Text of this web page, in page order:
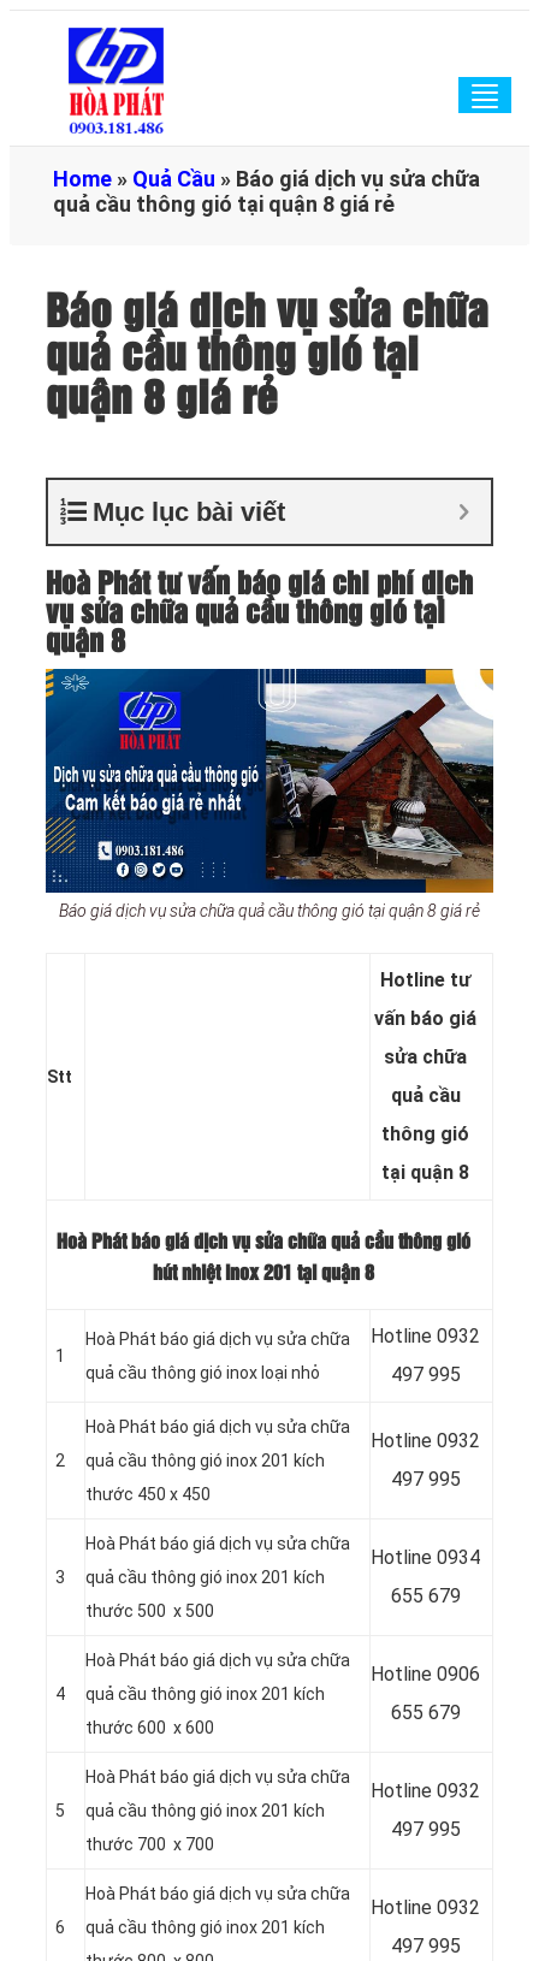
Home » Quả Cầu » Báo giá dịch vụ sửa chữa
quả cầu thông gió tại quận 8 giá rẻ
Báo giá dịch vụ sửa chữa
quả cầu thông gió tại
quận 8 giá rẻ
Mục lục bài viết
Hoà Phát tư vấn báo giá chi phí dịch
vụ sửa chữa quả cầu thông gió tại
quận 8
Báo giá dịch vụ sửa chữa quả cầu thông gió tại quận 8 giá rẻ
Stt
Hotline tư
vấn báo giá
sửa chữa
quả cầu
thông gió
tại quận 8
Hoà Phát báo giá dịch vụ sửa chữa quả cầu thông gió
hút nhiệt inox 201 tại quận 8
1
Hoà Phát báo giá dịch vụ sửa chữa
quả cầu thông gió inox loại nhỏ
Hotline 0932
497 995
2
Hoà Phát báo giá dịch vụ sửa chữa
quả cầu thông gió inox 201 kích
thước 450 x 450
Hotline 0932
497 995
3
Hoà Phát báo giá dịch vụ sửa chữa
quả cầu thông gió inox 201 kích
thước 500 x 500
Hotline 0934
655 679
4
Hoà Phát báo giá dịch vụ sửa chữa
quả cầu thông gió inox 201 kích
thước 600 x 600
Hotline 0906
655 679
5
Hoà Phát báo giá dịch vụ sửa chữa
quả cầu thông gió inox 201 kích
thước 700 x 700
Hotline 0932
497 995
6
Hoà Phát báo giá dịch vụ sửa chữa
quả cầu thông gió inox 201 kích
Hotline 0932
497 995